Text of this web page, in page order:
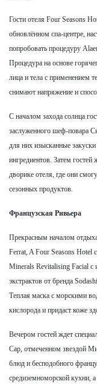
Гости отеля Four Seasons
обновлённом спа-центре,
попробовать процедуру
Процедура на основе
лица и тела с применением
снимают напряжение и
С началом захода солнца
заслуженного шеф-повара
для них изысканные
ингредиентов. Затем
дворике отеля, где они
сезонных продуктов.
Французская Ривьера
Прекрасным началом
Ferrat, A Four Seasons Hotel
Minerals Revitalising Facial с
экстрактов от бренда
Теплая маска с морскими
кислорода и придаст коже
Вечером гостей ждет
Cap, отмеченном звездой
блюд и бесподобного
средиземноморской кухни,